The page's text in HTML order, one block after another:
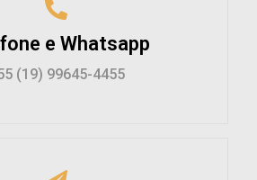
e Whatsapp
(19) 99645-4455